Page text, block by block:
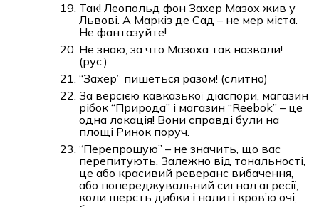
Так! Леопольд фон Захер Мазох жив у
Львові. А Маркіз де Сад – не мер міста.
Не фантазуйте!
Не знаю, за что Мазоха так назвали!
(рус.)
“Захер” пишеться разом! (слитно)
За версією кавказької діаспори, магазин
рібок “Природа” і магазин “Reebok” – це
одна локація! Вони справді були на
площі Ринок поруч.
“Перепрошую” – не значить, що вас
перепитують. Залежно від тональності,
це або красивий реверанс вибачення,
або попереджувальний сигнал агресії,
коли шерсть дибки і налиті кров’ю очі,